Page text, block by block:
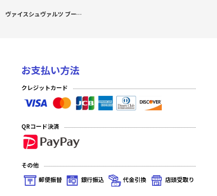
ヴァイスシュヴァルツ ブースターパック Summer Pockets REFLECTION BLUE Re:Edit カートン
お支払い方法
クレジットカード
QRコード決済
その他
郵便振替
銀行振込 代金引換 店頭受取り